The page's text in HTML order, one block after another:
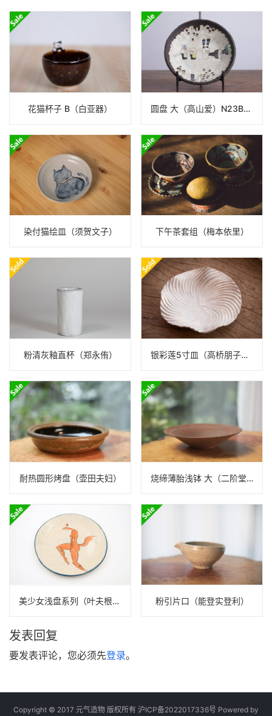
花猫杯子 B（白亚器） 圆盘 大（高山爱）N23B373
染付猫绘皿（须贺文子） 下午茶套组（梅本依里）
粉清灰釉直杯（郑永侑） 银彩莲5寸皿（高桥朋子）N23B445
耐热圆形烤盘（壶田夫妇） 烧缔薄胎浅钵 大（二阶堂明弘）
美少女浅盘系列（叶夫根尼娅）N22A108 粉引片口（能登实登利）
发表回复
要发表评论，您必须先登录。
Copyright © 2017 元气造物 版权所有 沪ICP备2022017336号 Powered by